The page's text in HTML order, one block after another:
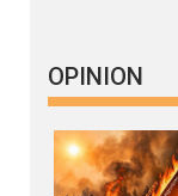
OPINION